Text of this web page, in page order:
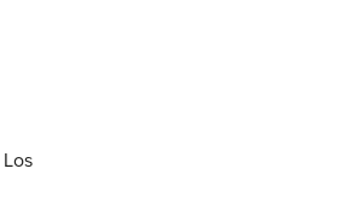
Los